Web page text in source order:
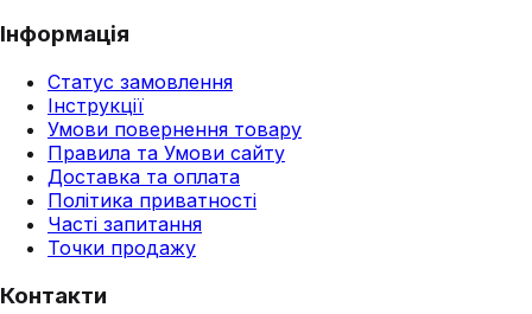
Інформація
Статус замовлення
Інструкції
Умови повернення товару
Правила та Умови сайту
Доставка та оплата
Політика приватності
Часті запитання
Точки продажу
Контакти